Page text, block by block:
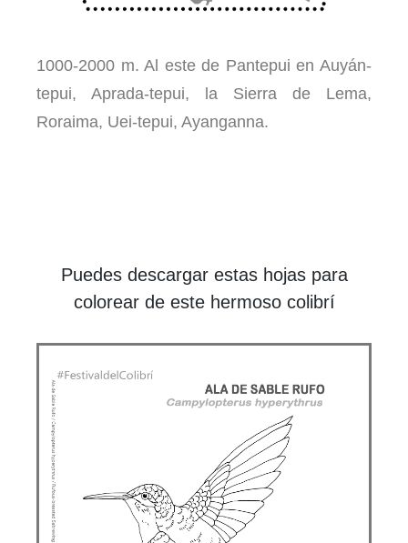
1000-2000 m. Al este de Pantepui en Auyán-
tepui, Aprada-tepui, la Sierra de Lema,
Roraima, Uei-tepui, Ayanganna.
Puedes descargar estas hojas para
colorear de este hermoso colibrí